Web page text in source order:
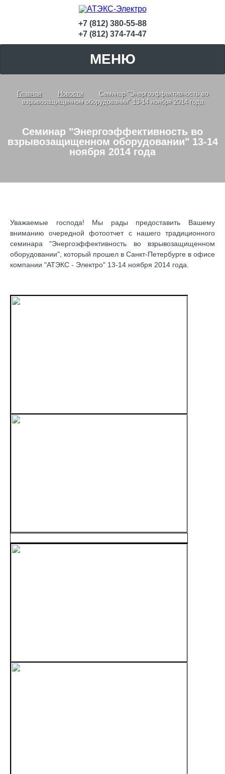
+7 (812) 380-55-88
+7 (812) 374-74-47
МЕНЮ
Главная Новости
Семинар "Энергоэффективность во
взрывозащищенном оборудовании" 13-14 ноября 2014 года
Семинар "Энергоэффективность во
взрывозащищенном оборудовании" 13-14
ноября 2014 года
Уважаемые господа! Мы рады предоставить Вашему
вниманию очередной фотоотчет с нашего традиционного
семинара "Энергоэффективность во взрывозащищенном
оборудовании", который прошел в Санкт-Петербурге в офисе
компании "АТЭКС - Электро" 13-14 ноября 2014 года.